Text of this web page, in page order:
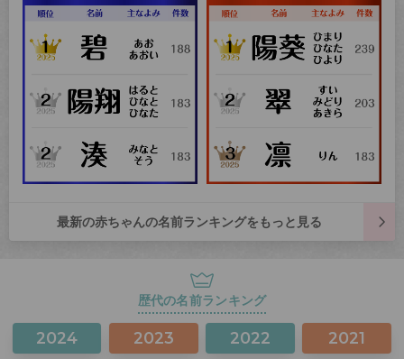
最新の赤ちゃんの名前ランキングをもっと見る
歴代の名前ランキング
2024 2023 2022 2021